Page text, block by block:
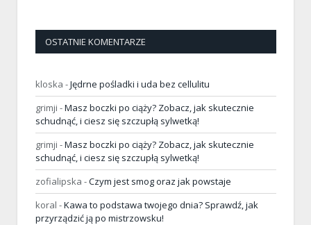
OSTATNIE KOMENTARZE
kloska -Jędrne pośladki i uda bez cellulitu
grimji -Masz boczki po ciąży? Zobacz, jak skutecznie
schudnąć, i ciesz się szczupłą sylwetką!
grimji -Masz boczki po ciąży? Zobacz, jak skutecznie
schudnąć, i ciesz się szczupłą sylwetką!
zofialipska -Czym jest smog oraz jak powstaje
koral -Kawa to podstawa twojego dnia? Sprawdź, jak
przyrządzić ją po mistrzowsku!